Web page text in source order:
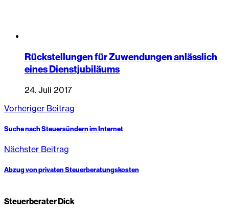
Rückstellungen für Zuwendungen anlässlich
eines Dienstjubiläums
24. Juli 2017
Vorheriger Beitrag
Suche nach Steuersündern im Internet
Nächster Beitrag
Abzug von privaten Steuerberatungskosten
Steuerberater Dick